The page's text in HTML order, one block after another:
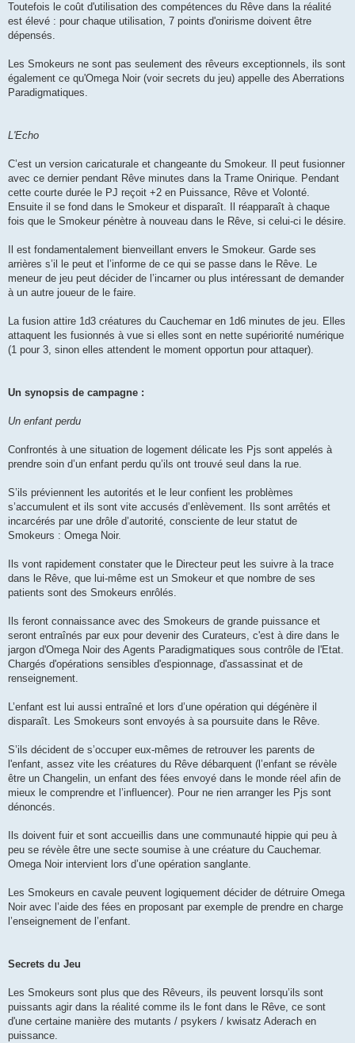
Toutefois le coût d'utilisation des compétences du Rêve dans la réalité
est élevé : pour chaque utilisation, 7 points d'onirisme doivent être
dépensés.
Les Smokeurs ne sont pas seulement des rêveurs exceptionnels, ils sont
également ce qu'Omega Noir (voir secrets du jeu) appelle des Aberrations
Paradigmatiques.
L'Echo
C’est un version caricaturale et changeante du Smokeur. Il peut fusionner
avec ce dernier pendant Rêve minutes dans la Trame Onirique. Pendant
cette courte durée le PJ reçoit +2 en Puissance, Rêve et Volonté.
Ensuite il se fond dans le Smokeur et disparaît. Il réapparaît à chaque
fois que le Smokeur pénètre à nouveau dans le Rêve, si celui-ci le désire.
Il est fondamentalement bienveillant envers le Smokeur. Garde ses
arrières s’il le peut et l’informe de ce qui se passe dans le Rêve. Le
meneur de jeu peut décider de l’incarner ou plus intéressant de demander
à un autre joueur de le faire.
La fusion attire 1d3 créatures du Cauchemar en 1d6 minutes de jeu. Elles
attaquent les fusionnés à vue si elles sont en nette supériorité numérique
(1 pour 3, sinon elles attendent le moment opportun pour attaquer).
Un synopsis de campagne :
Un enfant perdu
Confrontés à une situation de logement délicate les Pjs sont appelés à
prendre soin d’un enfant perdu qu’ils ont trouvé seul dans la rue.
S’ils préviennent les autorités et le leur confient les problèmes
s’accumulent et ils sont vite accusés d’enlèvement. Ils sont arrêtés et
incarcérés par une drôle d’autorité, consciente de leur statut de
Smokeurs : Omega Noir.
Ils vont rapidement constater que le Directeur peut les suivre à la trace
dans le Rêve, que lui-même est un Smokeur et que nombre de ses
patients sont des Smokeurs enrôlés.
Ils feront connaissance avec des Smokeurs de grande puissance et
seront entraînés par eux pour devenir des Curateurs, c'est à dire dans le
jargon d'Omega Noir des Agents Paradigmatiques sous contrôle de l'Etat.
Chargés d'opérations sensibles d'espionnage, d'assassinat et de
renseignement.
L’enfant est lui aussi entraîné et lors d’une opération qui dégénère il
disparaît. Les Smokeurs sont envoyés à sa poursuite dans le Rêve.
S’ils décident de s’occuper eux-mêmes de retrouver les parents de
l'enfant, assez vite les créatures du Rêve débarquent (l’enfant se révèle
être un Changelin, un enfant des fées envoyé dans le monde réel afin de
mieux le comprendre et l’influencer). Pour ne rien arranger les Pjs sont
dénoncés.
Ils doivent fuir et sont accueillis dans une communauté hippie qui peu à
peu se révèle être une secte soumise à une créature du Cauchemar.
Omega Noir intervient lors d’une opération sanglante.
Les Smokeurs en cavale peuvent logiquement décider de détruire Omega
Noir avec l’aide des fées en proposant par exemple de prendre en charge
l’enseignement de l’enfant.
Secrets du Jeu
Les Smokeurs sont plus que des Rêveurs, ils peuvent lorsqu’ils sont
puissants agir dans la réalité comme ils le font dans le Rêve, ce sont
d'une certaine manière des mutants / psykers / kwisatz Aderach en
puissance.